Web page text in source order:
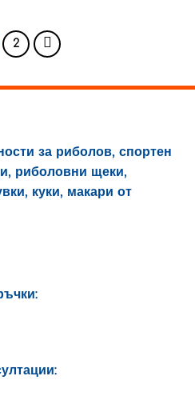
product
page
has
multiple
The
chosen
on
the
2
за риболов, спортен
риболовни щеки,
куки, макари от